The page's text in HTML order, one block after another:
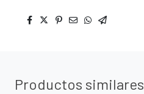
Productos similares